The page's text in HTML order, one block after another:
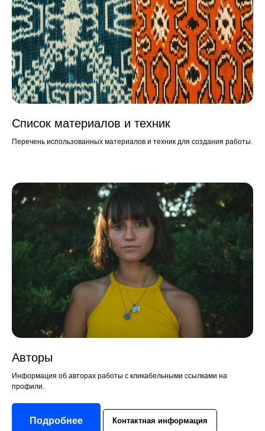
Список материалов и техник
Перечень использованных материалов и техник для создания работы.
Авторы
Информация об авторах работы с кликабельными ссылками на
профили.
Подробнее Контактная информация